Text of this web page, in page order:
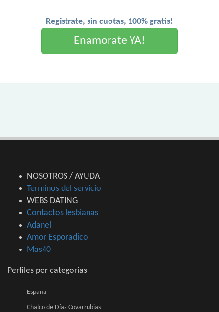
Registrate, sin cuotas, 100% gratis!
Enamorate YA!
NOSOTROS / AYUDA
Terminos del servicio
WEBS DATING
Contactos lesbianas
Adanel
Amor Esporadico
Mas40
Perfiles por categorias
España
Chalco de Díaz Covarrubias